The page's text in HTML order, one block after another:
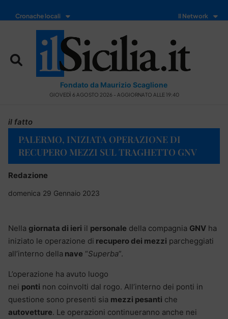
Cronache locali Il Network
Fondato da Maurizio Scaglione
GIOVEDÌ 6 AGOSTO 2026 - AGGIORNATO ALLE 19:40
il fatto
PALERMO, INIZIATA OPERAZIONE DI
RECUPERO MEZZI SUL TRAGHETTO GNV
Redazione
domenica 29 Gennaio 2023
Nella giornata di ieri il personale della compagnia GNV ha
iniziato le operazione di recupero dei mezzi parcheggiati
all’interno della nave “Superba”.
L’operazione ha avuto luogo
nei ponti non coinvolti dal rogo. All’interno dei ponti in
questione sono presenti sia mezzi pesanti che
autovetture. Le operazioni continueranno anche nei